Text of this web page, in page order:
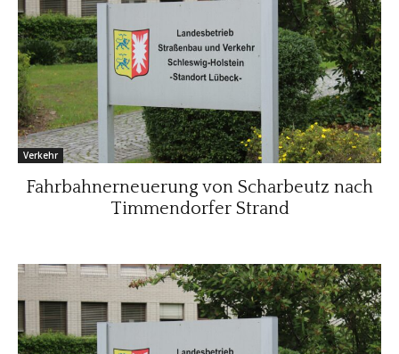
Verkehr
Fahrbahnerneuerung von Scharbeutz nach
Timmendorfer Strand